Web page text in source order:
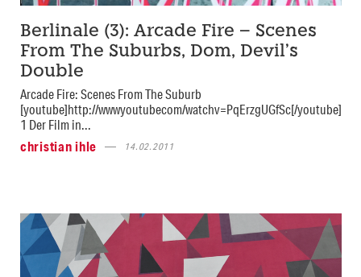
Berlinale (3): Arcade Fire – Scenes
From The Suburbs, Dom, Devil’s
Double
Arcade Fire: Scenes From The Suburb
[youtube]http://wwwyoutubecom/watchv=PqErzgUGfSc[/youtube]
1 Der Film in...
christian ihle
14.02.2011